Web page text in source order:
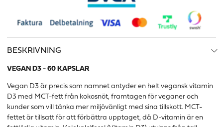
BESKRIVNING
VEGAN D3 - 60 KAPSLAR
Vegan D3 är precis som namnet antyder en helt vegansk vitamin
D3 med MCT-fett från kokosnöt, framtagen för veganer och
kunder som vill tänka mer miljövänligt med sina tillskott. MCT-
fettet är tillsatt för att förbättra upptaget, då D-vitamin är en